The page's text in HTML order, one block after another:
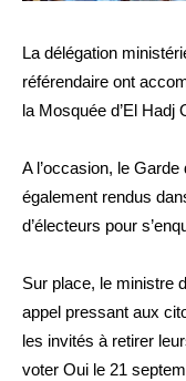
La délégation
référendaire ont
la Mosquée d’El Hadj
A l’occasion, le
également rendus
d’électeurs pour
Sur place, le ministre
appel pressant aux
les invités à retirer
voter Oui le 21